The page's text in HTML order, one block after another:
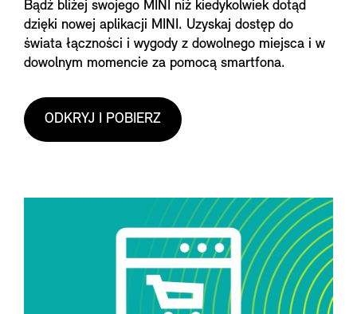
Bądź bliżej swojego MINI niż kiedykolwiek dotąd
dzięki nowej aplikacji MINI. Uzyskaj dostęp do
świata łączności i wygody z dowolnego miejsca i w
dowolnym momencie za pomocą smartfona.
ODKRYJ I POBIERZ